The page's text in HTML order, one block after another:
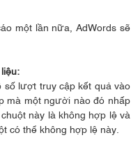
một lần nữa, AdWords sẽ
số lượt truy cập kết quả vào
mà một người nào đó nhấp
này là không hợp lệ và
có thể không hợp lệ này.